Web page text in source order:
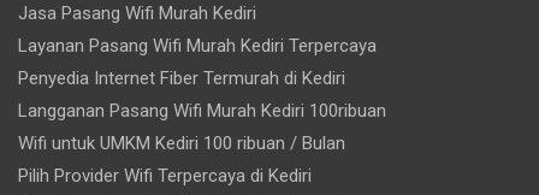
Jasa Pasang Wifi Murah Kediri
Layanan Pasang Wifi Murah Kediri Terpercaya
Penyedia Internet Fiber Termurah di Kediri
Langganan Pasang Wifi Murah Kediri 100ribuan
Wifi untuk UMKM Kediri 100 ribuan / Bulan
Pilih Provider Wifi Terpercaya di Kediri